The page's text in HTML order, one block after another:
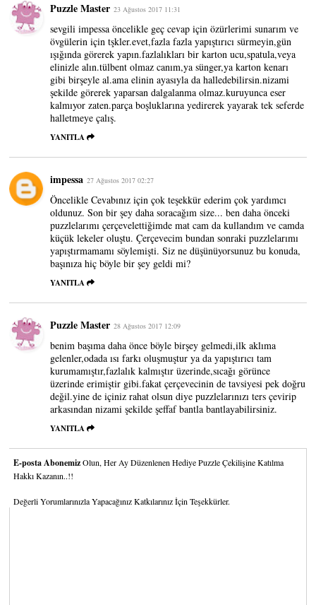
Puzzle Master 23 Ağustos 2017 11:31
sevgili impessa öncelikle geç cevap için özürlerimi sunarım ve
övgülerin için tşkler.evet,fazla fazla yapıştırıcı sürmeyin,gün
ışığında görerek yapın.fazlalıkları bir karton ucu,spatula,veya
elinizle alın.tülbent olmaz canım,ya sünger,ya karton kenarı
gibi birşeyle al.ama elinin ayasıyla da halledebilirsin.nizami
şekilde görerek yaparsan dalgalanma olmaz.kuruyunca eser
kalmıyor zaten.parça boşluklarına yedirerek yayarak tek seferde
halletmeye çalış.
YANITLA
impessa 27 Ağustos 2017 02:27
Öncelikle Cevabınız için çok teşekkür ederim çok yardımcı
oldunuz. Son bir şey daha soracağım size... ben daha önceki
puzzlelarımı çerçevelettiğimde mat cam da kullandım ve camda
küçük lekeler oluştu. Çerçevecim bundan sonraki puzzlelarımı
yapıştırmamamı söylemişti. Siz ne düşünüyorsunuz bu konuda,
başınıza hiç böyle bir şey geldi mi?
YANITLA
Puzzle Master 28 Ağustos 2017 12:09
benim başıma daha önce böyle birşey gelmedi,ilk aklıma
gelenler,odada ısı farkı oluşmuştur ya da yapıştırıcı tam
kurumamıştır,fazlalık kalmıştır üzerinde,sıcağı görünce
üzerinde erimiştir gibi.fakat çerçevecinin de tavsiyesi pek doğru
değil.yine de içiniz rahat olsun diye puzzlelarınızı ters çevirip
arkasından nizami şekilde şeffaf bantla bantlayabilirsiniz.
YANITLA
E-posta AbonemizOlun, Her Ay Düzenlenen Hediye Puzzle Çekilişine Katılma
Hakkı Kazanın..!!
Değerli Yorumlarınızla Yapacağınız Katkılarınız İçin Teşekkürler.